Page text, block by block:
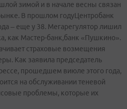
зимой и в начале весны связан
В прошлом годуЦентробанк
– еще у 38. Мегарегулятор лишил
как Мастер-банк,банк «Пушкино».
страховые возмещения
Как заявила председатель
прошедшем виюле этого года,
на обслуживании теневой
проблемы, которые их